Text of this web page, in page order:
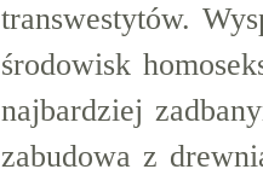
transwestytów.
środowisk
najbardziej
zabudowa z